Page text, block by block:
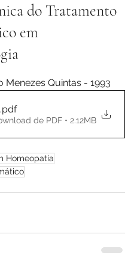
do Tratamento
em
NaN de 5 estrelas.
Menezes Quintas - 1993
.pdf
de PDF • 2.12MB
Homeopatia